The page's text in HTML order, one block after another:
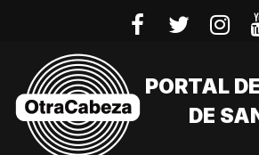
PORTAL
DE